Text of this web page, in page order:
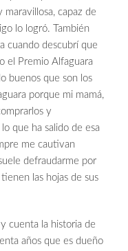
capaz de
lo logró. También
cuando descubrí que
el Premio Alfaguara
buenos que son los
porque mi mamá,
y
que ha salido de esa
me cautivan
defraudarme por
las hojas de sus
cuenta la historia de
años que es dueño